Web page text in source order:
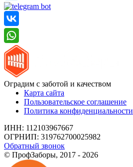
Оградим с заботой и качеством
Карта сайта
Пользовательское соглашение
Политика конфиденциальности
ИНН: 112103967667
ОГРНИП: 319762700025982
Обратный звонок
© ПрофЗаборы, 2017 - 2026